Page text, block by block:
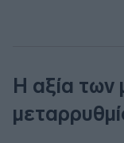
Η αξία των